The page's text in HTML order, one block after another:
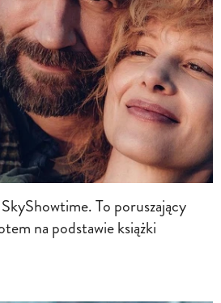
To poruszający
na podstawie książki